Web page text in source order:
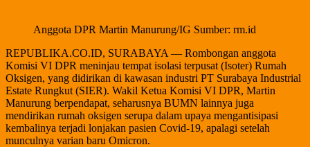
Anggota DPR Martin Manurung/IG Sumber: rm.id
REPUBLIKA.CO.ID, SURABAYA — Rombongan anggota
Komisi VI DPR meninjau tempat isolasi terpusat (Isoter) Rumah
Oksigen, yang didirikan di kawasan industri PT Surabaya Industrial
Estate Rungkut (SIER). Wakil Ketua Komisi VI DPR, Martin
Manurung berpendapat, seharusnya BUMN lainnya juga
mendirikan rumah oksigen serupa dalam upaya mengantisipasi
kembalinya terjadi lonjakan pasien Covid-19, apalagi setelah
munculnya varian baru Omicron.